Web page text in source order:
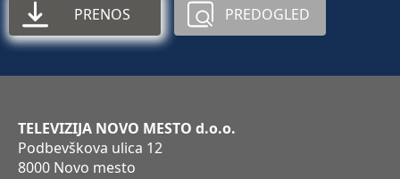
PRENOS PREDOGLED
TELEVIZIJA NOVO MESTO d.o.o.
Podbevškova ulica 12
8000 Novo mesto